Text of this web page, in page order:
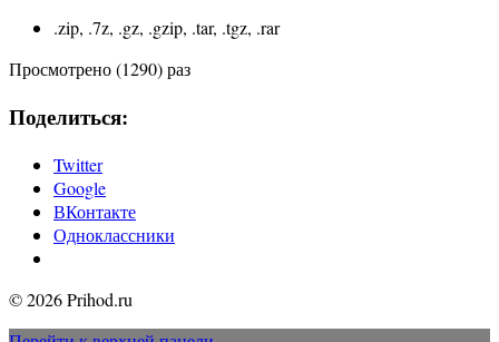
.zip, .7z, .gz, .gzip, .tar, .tgz, .rar
Просмотрено (1290) раз
Поделиться:
Twitter
Google
ВКонтакте
Одноклассники
© 2026 Prihod.ru